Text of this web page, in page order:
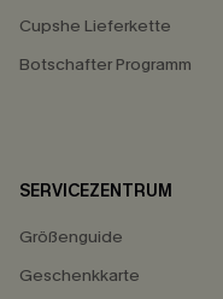
Cupshe Lieferkette
Botschafter Programm
SERVICEZENTRUM
Größenguide
Geschenkkarte